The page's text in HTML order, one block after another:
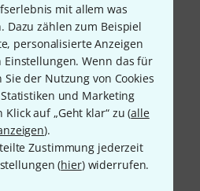
mit allem was
Dazu zählen zum Beispiel
personalisierte Anzeigen
Einstellungen. Wenn das für
der Nutzung von Cookies
und Marketing
auf „Geht klar“ zu (alle
).
Zustimmung jederzeit
(hier) widerrufen.
zu können. In anderen Fällen
etwa von Funkeneffekten
werden. Nur folgerichtig
gesetzt, zumal die
für solche Anwendungen
keine kostspieligen DMX-
benötigt werden.